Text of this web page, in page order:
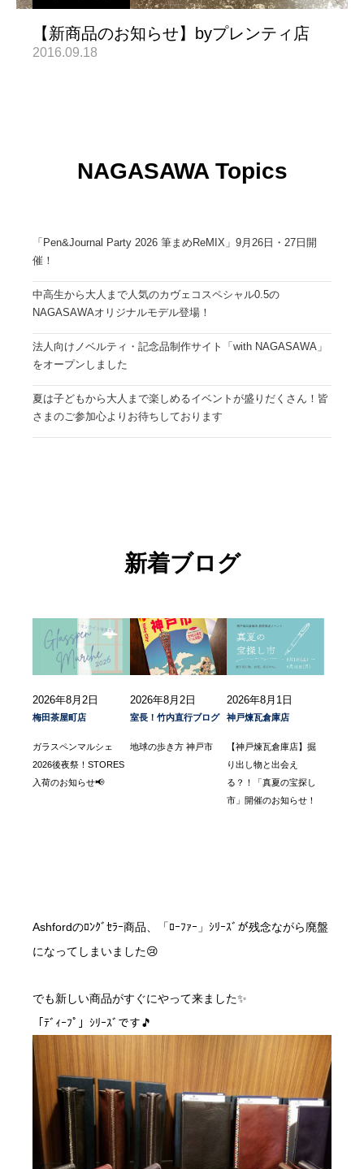
【新商品のお知らせ】byプレンティ店
2016.09.18
NAGASAWA Topics
「Pen&Journal Party 2026 筆まめReMIX」9月26日・27日開
催！
中高生から大人まで人気のカヴェコスペシャル0.5の
NAGASAWAオリジナルモデル登場！
法人向けノベルティ・記念品制作サイト「with NAGASAWA」
をオープンしました
夏は子どもから大人まで楽しめるイベントが盛りだくさん！皆
さまのご参加心よりお待ちしております
新着ブログ
2026年8月2日
梅田茶屋町店
ガラスペンマルシェ
2026後夜祭！STORES
入荷のお知らせ📢
2026年8月2日
室長！竹内直行ブログ
地球の歩き方 神戸市
2026年8月1日
神戸煉瓦倉庫店
【神戸煉瓦倉庫店】掘
り出し物と出会え
る？！「真夏の宝探し
市」開催のお知らせ！
Ashfordのﾛﾝｸﾞｾﾗｰ商品、「ﾛｰﾌｧｰ」ｼﾘｰｽﾞが残念ながら廃盤
になってしまいました😢
でも新しい商品がすぐにやって来ました✨
「ﾃﾞｨｰﾌﾟ」ｼﾘｰｽﾞです🎵